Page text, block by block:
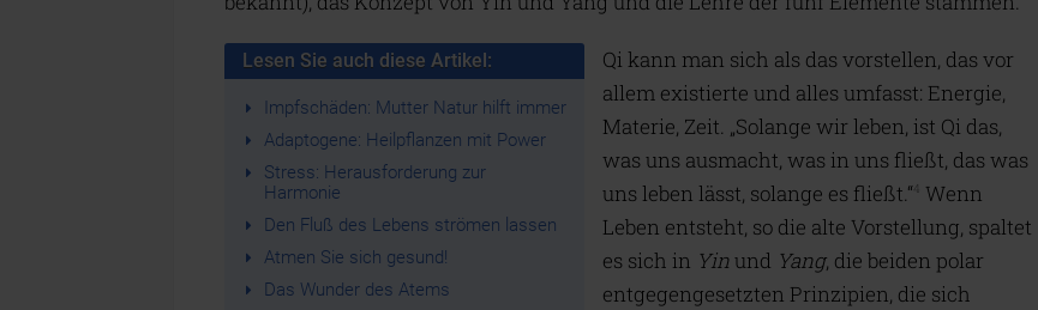
Lesen Sie auch diese Artikel:
Impfschäden: Mutter Natur hilft immer
Adaptogene: Heilpflanzen mit Power
Stress: Herausforderung zur
Harmonie
Den Fluß des Lebens strömen lassen
Atmen Sie sich gesund!
Das Wunder des Atems
Qi kann man sich als das vorstellen, das vor
allem existierte und alles umfasst: Energie,
Materie, Zeit. „Solange wir leben, ist Qi das,
was uns ausmacht, was in uns fließt, das was
uns leben lässt, solange es fließt.“ 4 Wenn
Leben entsteht, so die alte Vorstellung, spaltet
es sich in Yinund Yang, die beiden polar
entgegengesetzten Prinzipien, die sich